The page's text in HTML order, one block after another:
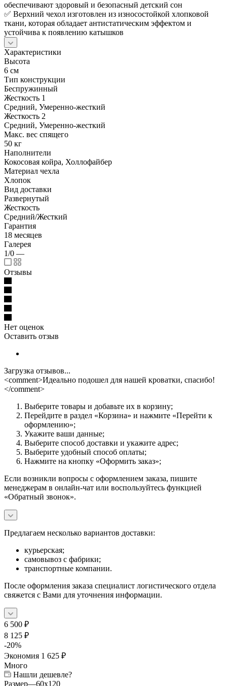
обеспечивают здоровый и безопасный детский сон
✅ Верхний чехол изготовлен из износостойкой хлопковой
ткани, которая обладает антистатическим эффектом и
устойчива к появлению катышков
Характеристики
Высота
6 см
Тип конструкции
Беспружинный
Жесткость 1
Средний, Умеренно-жесткий
Жесткость 2
Средний, Умеренно-жесткий
Макс. вес спящего
50 кг
Наполнители
Кокосовая койра, Холлофайбер
Материал чехла
Хлопок
Вид доставки
Развернутый
Жесткость
Средний/Жесткий
Гарантия
18 месяцев
Галерея
1/0 —
Отзывы
Нет оценок
Оставить отзыв
Загрузка отзывов...
<comment>Идеально подошел для нашей кроватки, спасибо!
</comment>
Выберите товары и добавьте их в корзину;
Перейдите в раздел «Корзина» и нажмите «Перейти к
оформлению»;
Укажите ваши данные;
Выберите способ доставки и укажите адрес;
Выберите удобный способ оплаты;
Нажмите на кнопку «Оформить заказ»;
Если возникли вопросы с оформлением заказа, пишите
менеджерам в онлайн-чат или воспользуйтесь функцией
«Обратный звонок».
Предлагаем несколько вариантов доставки:
курьерская;
самовывоз с фабрики;
транспортные компании.
После оформления заказа специалист логистического отдела
свяжется с Вами для уточнения информации.
6 500 ₽
8 125 ₽
-20%
Экономия 1 625 ₽
Много
Нашли дешевле?
Размер—60x120